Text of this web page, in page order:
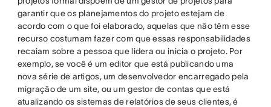
garantir que os planejamentos do projeto estejam de
acordo com o que foi elaborado, aquelas que não têm esse
recurso costumam fazer com que essas responsabilidades
recaiam sobre a pessoa que lidera ou inicia o projeto. Por
exemplo, se você é um editor que está publicando uma
nova série de artigos, um desenvolvedor encarregado pela
migração de um site, ou um gestor de contas que está
atualizando os sistemas de relatórios de seus clientes, é